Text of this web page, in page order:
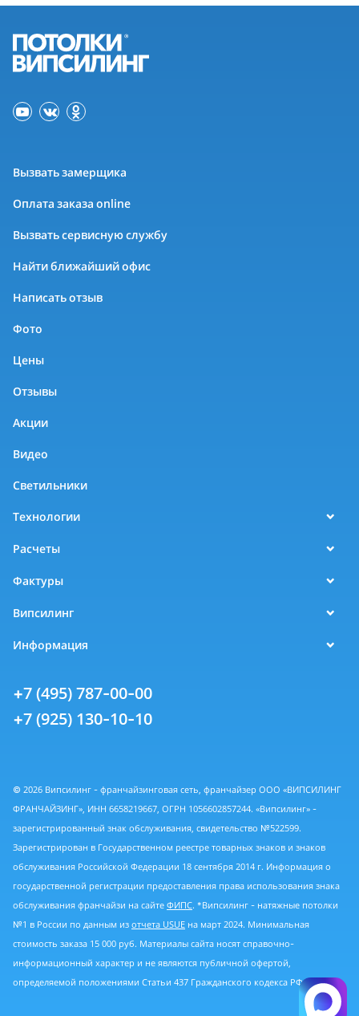
Вызвать замерщика
Оплата заказа online
Вызвать сервисную службу
Найти ближайший офис
Написать отзыв
Фото
Цены
Отзывы
Акции
Видео
Светильники
Технологии
Расчеты
Фактуры
Випсилинг
Информация
+7 (495) 787-00-00
+7 (925) 130-10-10
© 2026 Випсилинг - франчайзинговая сеть, франчайзер ООО «ВИПСИЛИНГ
ФРАНЧАЙЗИНГ», ИНН 6658219667, ОГРН 1056602857244. «Випсилинг» -
зарегистрированный знак обслуживания, свидетельство №522599.
Зарегистрирован в Государственном реестре товарных знаков и знаков
обслуживания Российской Федерации 18 сентября 2014 г. Информация о
государственной регистрации предоставления права использования знака
обслуживания франчайзи на сайте ФИПС. *Випсилинг - натяжные потолки
№1 в России по данным из отчета USUE на март 2024. Минимальная
стоимость заказа 15 000 руб. Материалы сайта носят справочно-
информационный характер и не являются публичной офертой,
определяемой положениями Статьи 437 Гражданского кодекса РФ.